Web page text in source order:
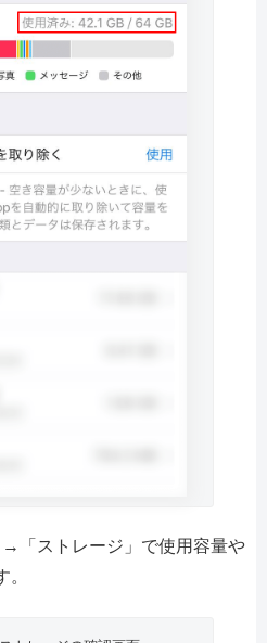
「ストレージ」で使用容量や